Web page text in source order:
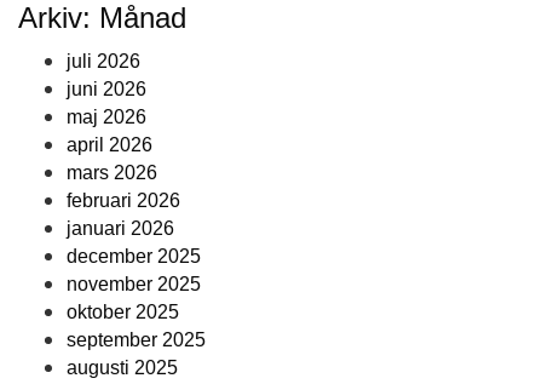
Arkiv: Månad
juli 2026
juni 2026
maj 2026
april 2026
mars 2026
februari 2026
januari 2026
december 2025
november 2025
oktober 2025
september 2025
augusti 2025